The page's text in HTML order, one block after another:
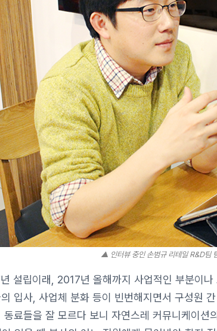
▲ 인터뷰 중인 손범규 리테일 R&D팀
설립이래, 2017년 올해까지 사업적인 부분이
입사, 사업체 분화 등이 빈번해지면서 구성원
동료들을 잘 모르다 보니 자연스레 커뮤니케이션